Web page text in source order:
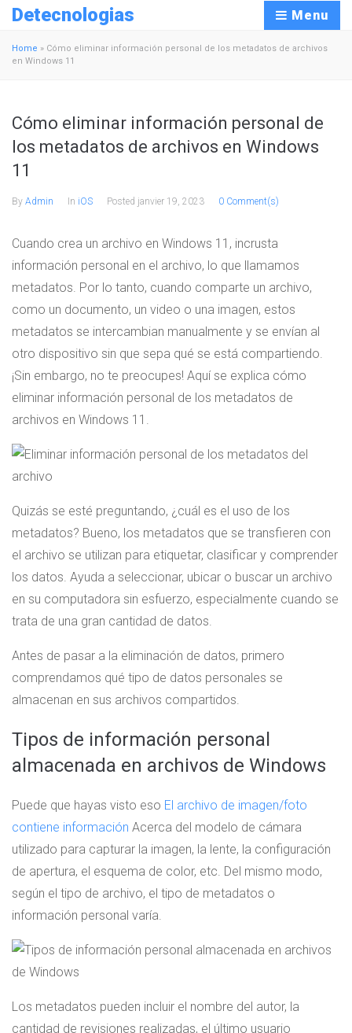
Detecnologias Menu
Home » Cómo eliminar información personal de los metadatos de archivos
en Windows 11
Cómo eliminar información personal de
los metadatos de archivos en Windows
11
By Admin In iOS Posted janvier 19, 2023 0 Comment(s)
Cuando crea un archivo en Windows 11, incrusta
información personal en el archivo, lo que llamamos
metadatos. Por lo tanto, cuando comparte un archivo,
como un documento, un video o una imagen, estos
metadatos se intercambian manualmente y se envían al
otro dispositivo sin que sepa qué se está compartiendo.
¡Sin embargo, no te preocupes! Aquí se explica cómo
eliminar información personal de los metadatos de
archivos en Windows 11.
Quizás se esté preguntando, ¿cuál es el uso de los
metadatos? Bueno, los metadatos que se transfieren con
el archivo se utilizan para etiquetar, clasificar y comprender
los datos. Ayuda a seleccionar, ubicar o buscar un archivo
en su computadora sin esfuerzo, especialmente cuando se
trata de una gran cantidad de datos.
Antes de pasar a la eliminación de datos, primero
comprendamos qué tipo de datos personales se
almacenan en sus archivos compartidos.
Tipos de información personal
almacenada en archivos de Windows
Puede que hayas visto eso El archivo de imagen/foto
contiene información Acerca del modelo de cámara
utilizado para capturar la imagen, la lente, la configuración
de apertura, el esquema de color, etc. Del mismo modo,
según el tipo de archivo, el tipo de metadatos o
información personal varía.
Los metadatos pueden incluir el nombre del autor, la
cantidad de revisiones realizadas, el último usuario